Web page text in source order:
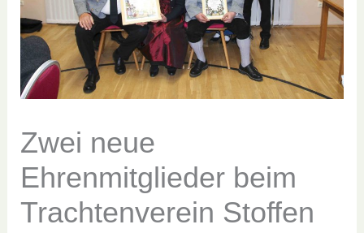
Zwei neue
Ehrenmitglieder beim
Trachtenverein Stoffen